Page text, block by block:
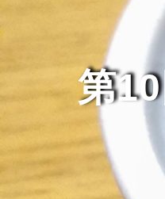
第